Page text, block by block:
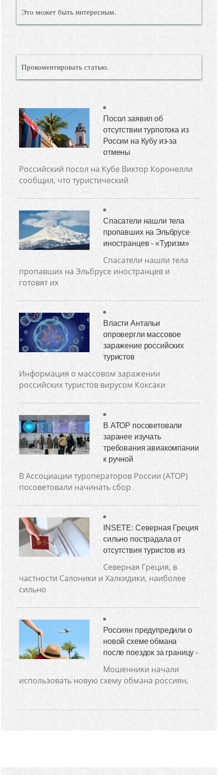
Это может быть интересным.
Прокоментировать статью.
Посол заявил об
отсутствии турпотока из
России на Кубу из-за
отмены
Российский посол на Кубе Виктор Коронелли
сообщил, что туристический
Спасатели нашли тела
пропавших на Эльбрусе
иностранцев - «Туризм»
Спасатели нашли тела
пропавших на Эльбрусе иностранцев и
готовят их
Власти Антальи
опровергли массовое
заражение российских
туристов
Информация о массовом заражении
российских туристов вирусом Коксаки
В АТОР посоветовали
заранее изучать
требования авиакомпании
к ручной
В Ассоциации туроператоров России (АТОР)
посоветовали начинать сбор
INSETE: Северная Греция
сильно пострадала от
отсутствия туристов из
Северная Греция, в
частности Салоники и Халкидики, наиболее
сильно
Россиян предупредили о
новой схеме обмана
после поездок за границу -
Мошенники начали
использовать новую схему обмана россиян,